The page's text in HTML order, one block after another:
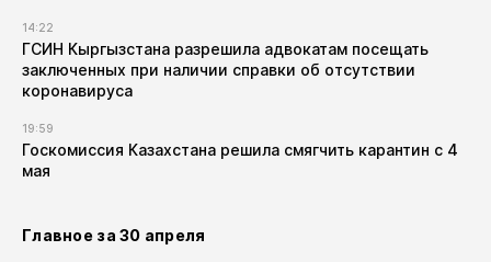
14:22
ГСИН Кыргызстана разрешила адвокатам посещать
заключенных при наличии справки об отсутствии
коронавируса
19:59
Госкомиссия Казахстана решила смягчить карантин с 4
мая
Главное за 30 апреля